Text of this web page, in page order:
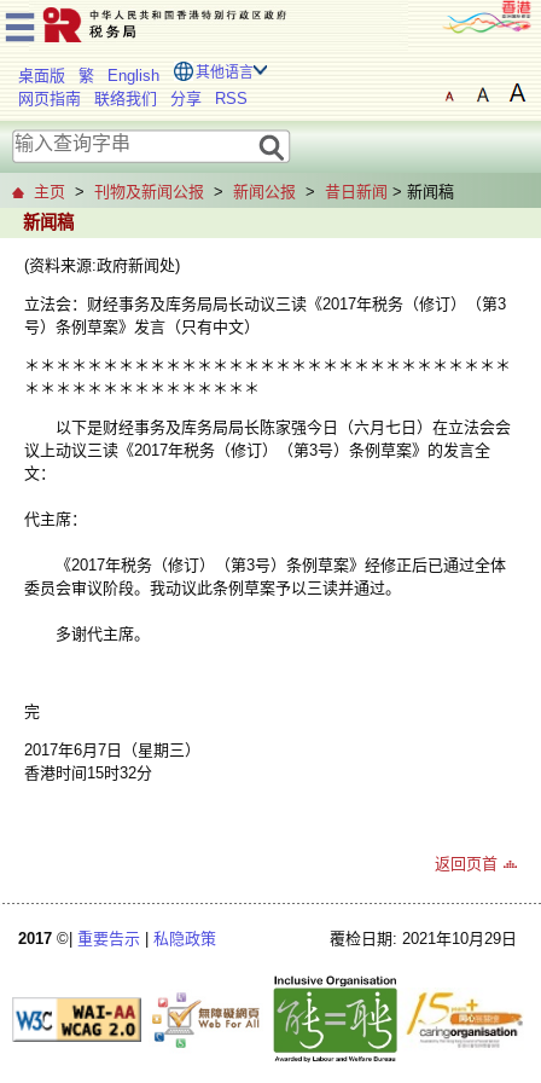
桌面版 繁 English 其他语言
网页指南 联络我们 分享 RSS
主页 > 刊物及新闻公报 > 新闻公报 > 昔日新闻 > 新闻稿
新闻稿
(资料来源:政府新闻处)
立法会：财经事务及库务局局长动议三读《2017年税务（修订）（第3
号）条例草案》发言（只有中文）
＊＊＊＊＊＊＊＊＊＊＊＊＊＊＊＊＊＊＊＊＊＊＊＊＊＊＊＊＊＊＊
＊＊＊＊＊＊＊＊＊＊＊＊＊＊＊
以下是财经事务及库务局局长陈家强今日（六月七日）在立法会会
议上动议三读《2017年税务（修订）（第3号）条例草案》的发言全
文：
代主席：
《2017年税务（修订）（第3号）条例草案》经修正后已通过全体
委员会审议阶段。我动议此条例草案予以三读并通过。
多谢代主席。
完
2017年6月7日（星期三）
香港时间15时32分
返回页首
2017 ©| 重要告示 私隐政策 覆检日期: 2021年10月29日